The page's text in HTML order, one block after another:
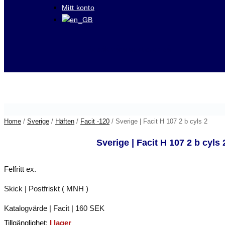
Mitt konto
Home / Sverige / Häften / Facit -120 / Sverige | Facit H 107 2 b cyls 2
Sverige | Facit H 107 2 b cyls
Felfritt ex.
Skick | Postfriskt ( MNH )
Katalogvärde | Facit | 160 SEK
Tillgänglighet: I lager